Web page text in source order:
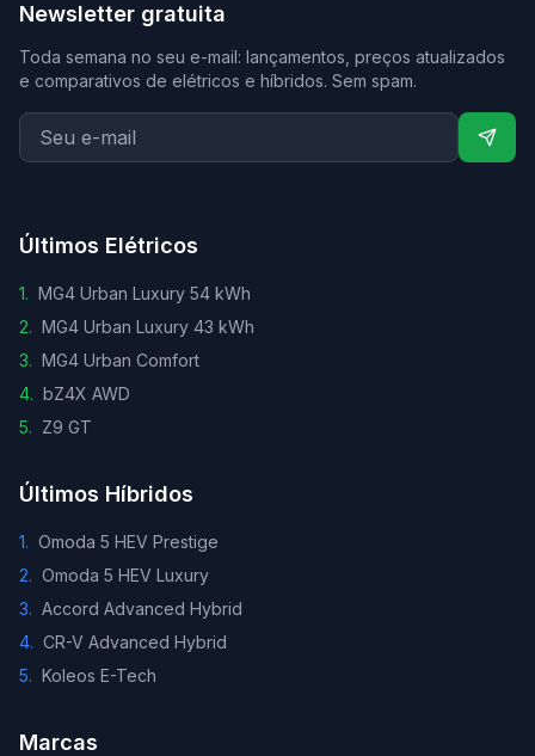
Newsletter gratuita
Toda semana no seu e-mail: lançamentos, preços atualizados
e comparativos de elétricos e híbridos. Sem spam.
Últimos Elétricos
1. MG4 Urban Luxury 54 kWh
2. MG4 Urban Luxury 43 kWh
3. MG4 Urban Comfort
4. bZ4X AWD
5. Z9 GT
Últimos Híbridos
1. Omoda 5 HEV Prestige
2. Omoda 5 HEV Luxury
3. Accord Advanced Hybrid
4. CR-V Advanced Hybrid
5. Koleos E-Tech
Marcas